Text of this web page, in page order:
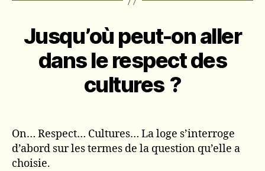
Jusqu’où peut-on aller
dans le respect des
cultures ?
On… Respect… Cultures… La loge s’interroge
d’abord sur les termes de la question qu’elle a
choisie.